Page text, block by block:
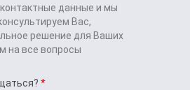
данные и мы
Вас,
решение для Ваших
на все вопросы